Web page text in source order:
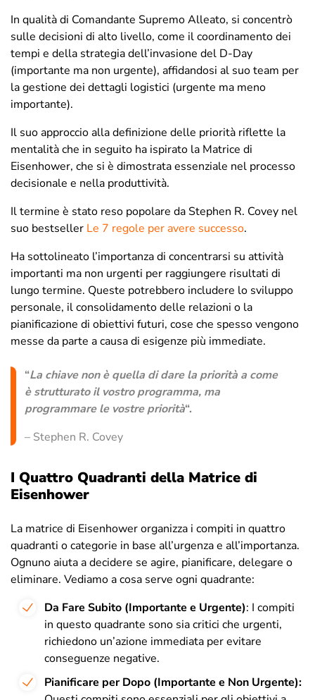
In qualità di Comandante Supremo Alleato, si concentrò
sulle decisioni di alto livello, come il coordinamento dei
tempi e della strategia dell’invasione del D-Day
(importante ma non urgente), affidandosi al suo team per
la gestione dei dettagli logistici (urgente ma meno
importante).
Il suo approccio alla definizione delle priorità riflette la
mentalità che in seguito ha ispirato la Matrice di
Eisenhower, che si è dimostrata essenziale nel processo
decisionale e nella produttività.
Il termine è stato reso popolare da Stephen R. Covey nel
suo bestseller Le 7 regole per avere successo.
Ha sottolineato l’importanza di concentrarsi su attività
importanti ma non urgenti per raggiungere risultati di
lungo termine. Queste potrebbero includere lo sviluppo
personale, il consolidamento delle relazioni o la
pianificazione di obiettivi futuri, cose che spesso vengono
messe da parte a causa di esigenze più immediate.
“La chiave non è quella di dare la priorità a come
è strutturato il vostro programma, ma
programmare le vostre priorità“.
– Stephen R. Covey
I Quattro Quadranti della Matrice di
Eisenhower
La matrice di Eisenhower organizza i compiti in quattro
quadranti o categorie in base all’urgenza e all’importanza.
Ognuno aiuta a decidere se agire, pianificare, delegare o
eliminare. Vediamo a cosa serve ogni quadrante:
Da Fare Subito (Importante e Urgente): I compiti
in questo quadrante sono sia critici che urgenti,
richiedono un’azione immediata per evitare
conseguenze negative.
Pianificare per Dopo (Importante e Non Urgente):